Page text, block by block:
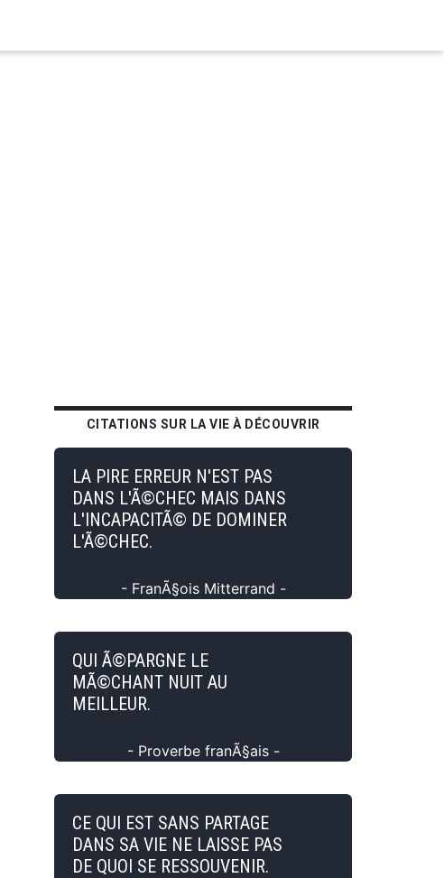
CITATIONS SUR LA VIE À DÉCOUVRIR
LA PIRE ERREUR N'EST PAS
DANS L'Ã©CHEC MAIS DANS
L'INCAPACITÃ© DE DOMINER
L'Ã©CHEC.
- FranÃ§ois Mitterrand -
QUI Ã©PARGNE LE
MÃ©CHANT NUIT AU
MEILLEUR.
- Proverbe franÃ§ais -
CE QUI EST SANS PARTAGE
DANS SA VIE NE LAISSE PAS
DE QUOI SE RESSOUVENIR.